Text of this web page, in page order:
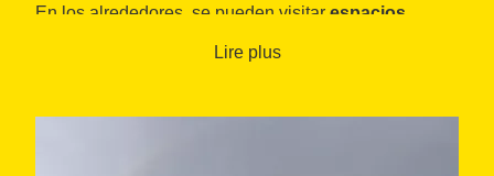
En los alrededores, se pueden visitar espacios
, ideales para hacer rutas a pie o
Lire plus